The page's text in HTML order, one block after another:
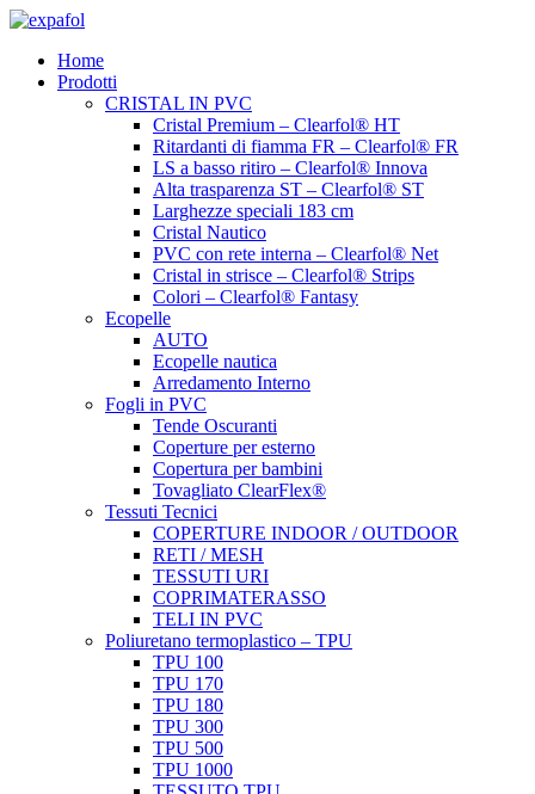
Vai
contenutoHome
Prodotti
CRISTAL IN PVC
Cristal Premium – Clearfol® HT
Ritardanti di fiamma FR – Clearfol® FR
LS a basso ritiro – Clearfol® Innova
Alta trasparenza ST – Clearfol® ST
Larghezze speciali 183 cm
Cristal Nautico
PVC con rete interna – Clearfol® Net
Cristal in strisce – Clearfol® Strips
Colori – Clearfol® Fantasy
Ecopelle
AUTO
Ecopelle nautica
Arredamento Interno
Fogli in PVC
Tende Oscuranti
Coperture per esterno
Copertura per bambini
Tovagliato ClearFlex®
Tessuti Tecnici
COPERTURE INDOOR / OUTDOOR
RETI / MESH
TESSUTI URI
COPRIMATERASSO
TELI IN PVC
Poliuretano termoplastico – TPU
TPU 100
TPU 170
TPU 180
TPU 300
TPU 500
TPU 1000